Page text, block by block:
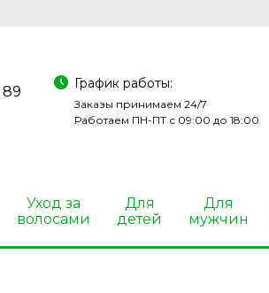
89
График работы:
Заказы принимаем 24/7
Работаем ПН-ПТ с 09:00 до 18:00
Уход за
волосами
Для
детей
Для
мужчин